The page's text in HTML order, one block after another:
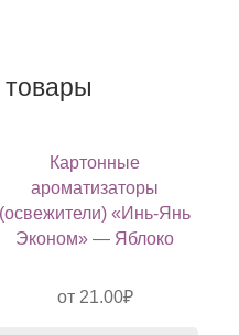
Картонные
ароматизаторы
(освежители) «Инь-Янь
Эконом» — Яблоко
от 21.00₽